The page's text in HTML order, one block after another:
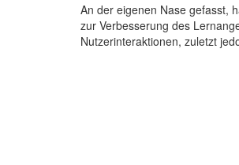
An der eigenen Nase gefasst,
zur Verbesserung des
Nutzerinteraktionen, zuletzt